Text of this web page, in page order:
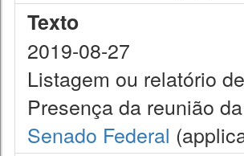
Texto
2019-08-27
Listagem ou relatório
Presença da reunião
Senado Federal